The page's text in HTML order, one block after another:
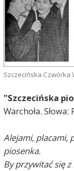
Szczecińska Czwórka
"Szczecińska
Warchoła. Słowa:
Alejami, placami,
piosenka.
By przywitać się